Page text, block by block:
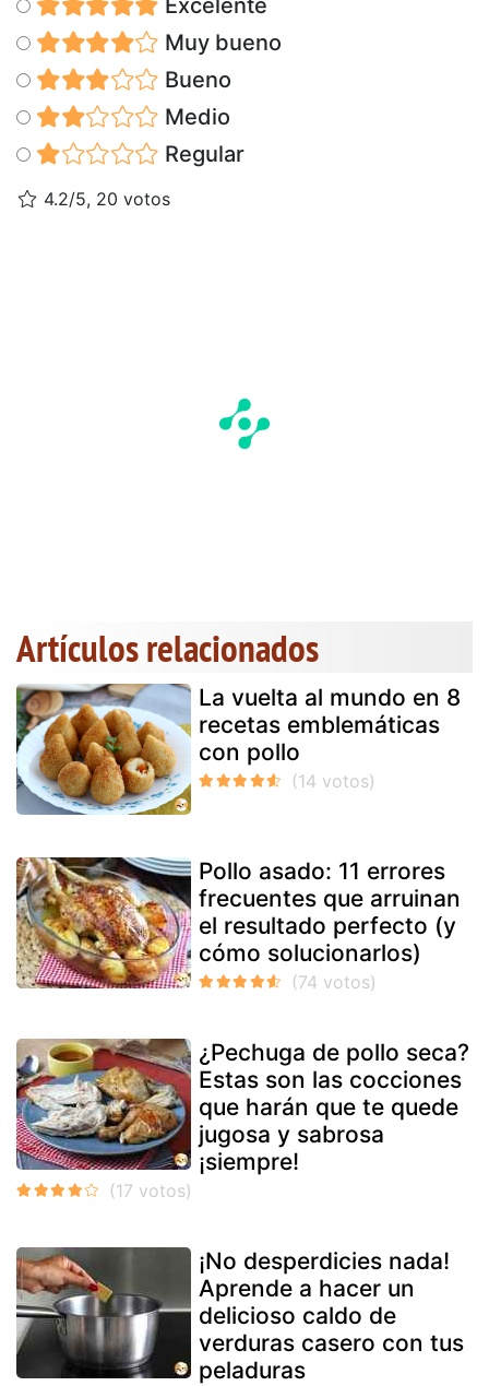
Excelente
Muy bueno
Bueno
Medio
Regular
4.2/5, 20 votos
Artículos relacionados
La vuelta al mundo en 8
recetas emblemáticas
con pollo
Pollo asado: 11 errores
frecuentes que arruinan
el resultado perfecto (y
cómo solucionarlos)
¿Pechuga de pollo seca?
Estas son las cocciones
que harán que te quede
jugosa y sabrosa
¡siempre!
¡No desperdicies nada!
Aprende a hacer un
delicioso caldo de
verduras casero con tus
peladuras